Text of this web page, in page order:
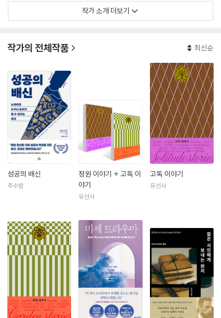
작가 소개 더보기
작가의 전체작품 최신순
성공의 배신
추수밭
정원 이야기 + 고독 이
야기
유선사
고독 이야기
유선사